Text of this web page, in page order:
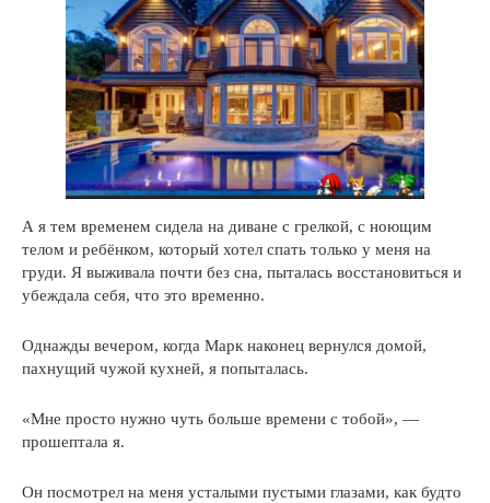
А я тем временем сидела на диване с грелкой, с ноющим
телом и ребёнком, который хотел спать только у меня на
груди. Я выживала почти без сна, пыталась восстановиться и
убеждала себя, что это временно.
Однажды вечером, когда Марк наконец вернулся домой,
пахнущий чужой кухней, я попыталась.
«Мне просто нужно чуть больше времени с тобой», —
прошептала я.
Он посмотрел на меня усталыми пустыми глазами, как будто